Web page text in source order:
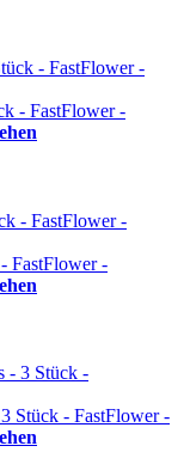
- FastFlower -
FastFlower -
Stück - FastFlower -